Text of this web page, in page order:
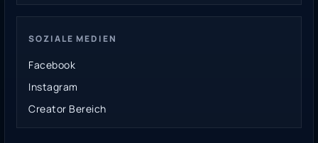
SOZIALE MEDIEN
Facebook
Instagram
Creator Bereich